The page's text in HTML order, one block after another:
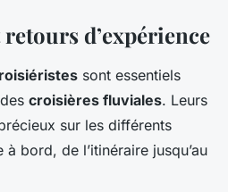
d’expérience
sont essentiels
croisières fluviales. Leurs
sur les différents
à bord, de l’itinéraire jusqu’au